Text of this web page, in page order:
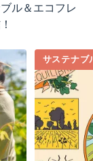
ル＆エコフレ
サステナブ